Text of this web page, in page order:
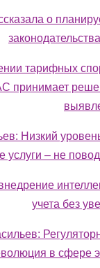
о
тарифных
принимает
Низкий
услуги – не
учета без
в сфере